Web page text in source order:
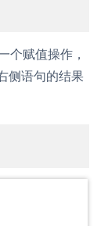
个赋值操作，
侧语句的结果